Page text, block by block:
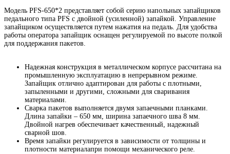
Модель PFS-650*2 представляет собой серию напольных запайщиков
педального типа PFS с двойной (усиленной) запайкой. Управление
запайщиком осуществляется путем нажатия на педаль. Для удобства
работы оператора запайщик оснащен регулируемой по высоте полкой
для поддержания пакетов.
Надежная конструкция в металлическом корпусе рассчитана на
промышленную эксплуатацию в непрерывном режиме.
Запайщик отлично адаптирован для работы с плотными,
запыленными и другими, сложными для сваривания
материалами.
Сварка пакетов выполняется двумя запаечными планками.
Длина запайки – 650 мм, ширина запаечного шва 8 мм.
Двойной нагрев обеспечивает качественный, надежный
сварной шов.
Время запайки регулируется в зависимости от толщины и
плотности материалапри помощи механического реле.